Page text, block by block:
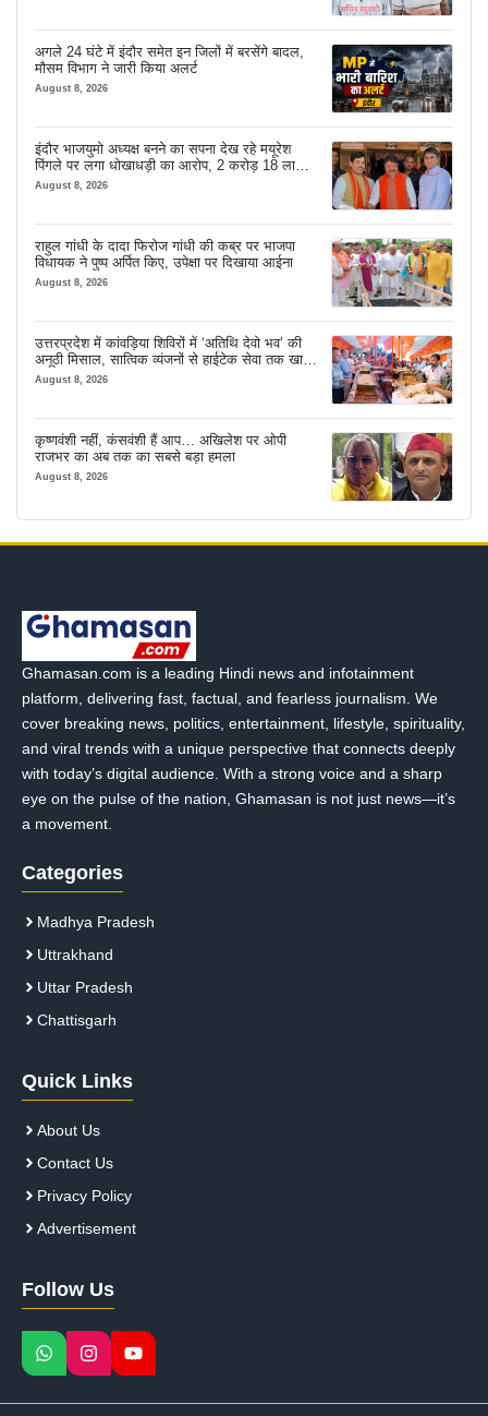
अगले 24 घंटे में इंदौर समेत इन जिलों में बरसेंगे बादल,
मौसम विभाग ने जारी किया अलर्ट
August 8, 2026
इंदौर भाजयुमो अध्यक्ष बनने का सपना देख रहे मयूरेश
पिंगले पर लगा धोखाधड़ी का आरोप, 2 करोड़ 18 लाख
लेने के बाद भी नहीं दिया जमीन का कब्जा
August 8, 2026
राहुल गांधी के दादा फिरोज गांधी की कब्र पर भाजपा
विधायक ने पुष्प अर्पित किए, उपेक्षा पर दिखाया आईना
August 8, 2026
उत्तरप्रदेश में कांवड़िया शिविरों में ‘अतिथि देवो भव’ की
अनूठी मिसाल, सात्विक व्यंजनों से हाईटेक सेवा तक खास
इंतजाम
August 8, 2026
कृष्णवंशी नहीं, कंसवंशी हैं आप… अखिलेश पर ओपी
राजभर का अब तक का सबसे बड़ा हमला
August 8, 2026
Ghamasan.com is a leading Hindi news and infotainment
platform, delivering fast, factual, and fearless journalism. We
cover breaking news, politics, entertainment, lifestyle, spirituality,
and viral trends with a unique perspective that connects deeply
with today’s digital audience. With a strong voice and a sharp
eye on the pulse of the nation, Ghamasan is not just news—it’s
a movement.
Categories
Madhya Pradesh
Uttrakhand
Uttar Pradesh
Chattisgarh
Quick Links
About Us
Contact Us
Privacy Policy
Advertisement
Follow Us